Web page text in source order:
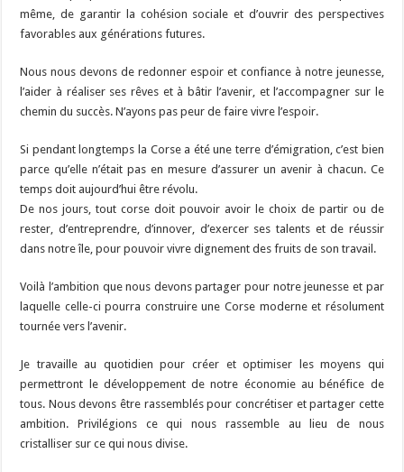
même, de garantir la cohésion sociale et d’ouvrir des perspectives
favorables aux générations futures.
Nous nous devons de redonner espoir et confiance à notre jeunesse,
l’aider à réaliser ses rêves et à bâtir l’avenir, et l’accompagner sur le
chemin du succès. N’ayons pas peur de faire vivre l’espoir.
Si pendant longtemps la Corse a été une terre d’émigration, c’est bien
parce qu’elle n’était pas en mesure d’assurer un avenir à chacun. Ce
temps doit aujourd’hui être révolu.
De nos jours, tout corse doit pouvoir avoir le choix de partir ou de
rester, d’entreprendre, d’innover, d’exercer ses talents et de réussir
dans notre île, pour pouvoir vivre dignement des fruits de son travail.
Voilà l’ambition que nous devons partager pour notre jeunesse et par
laquelle celle-ci pourra construire une Corse moderne et résolument
tournée vers l’avenir.
Je travaille au quotidien pour créer et optimiser les moyens qui
permettront le développement de notre économie au bénéfice de
tous. Nous devons être rassemblés pour concrétiser et partager cette
ambition. Privilégions ce qui nous rassemble au lieu de nous
cristalliser sur ce qui nous divise.